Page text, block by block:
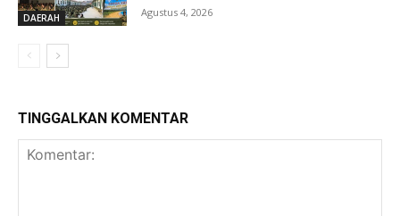
DAERAH Agustus 4, 2026
TINGGALKAN KOMENTAR